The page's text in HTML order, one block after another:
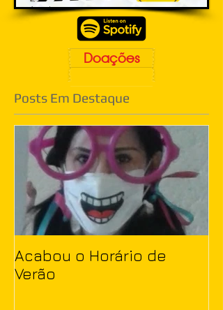
Doações
Posts Em Destaque
Acabou o Horário de
Verão